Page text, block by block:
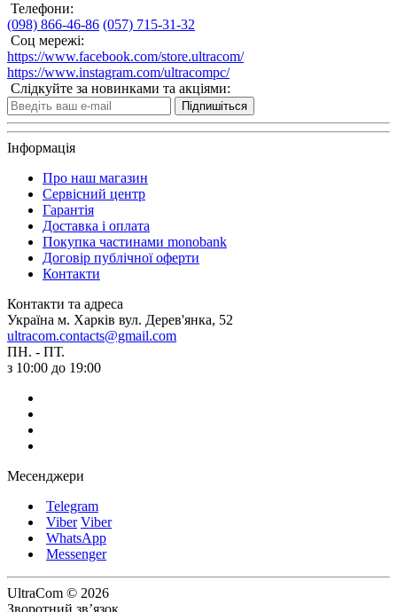
Телефони:
(098) 866-46-86 (057) 715-31-32
Соц мережі:
https://www.facebook.com/store.ultracom/
https://www.instagram.com/ultracompc/
Слідкуйте за новинками та акціями:
Підпишіться
Інформація
Про наш магазин
Сервісний центр
Гарантія
Доставка і оплата
Покупка частинами monobank
Договір публічної оферти
Контакти
Контакти та адреса
Україна м. Харків вул. Дерев'янка, 52
ultracom.contacts@gmail.com
ПН. - ПТ.
з 10:00 до 19:00
Месенджери
Telegram
Viber Viber
WhatsApp
Messenger
UltraCom © 2026